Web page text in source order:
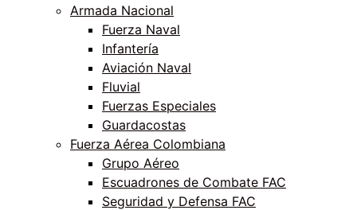
Armada Nacional
Fuerza Naval
Infantería
Aviación Naval
Fluvial
Fuerzas Especiales
Guardacostas
Fuerza Aérea Colombiana
Grupo Aéreo
Escuadrones de Combate FAC
Seguridad y Defensa FAC